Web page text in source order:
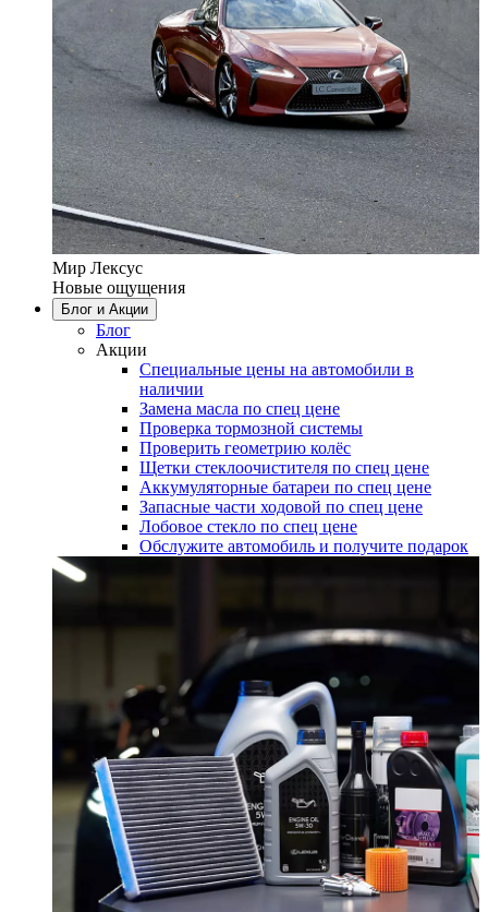
Мир Лексус
Новые ощущения
Блог и Акции
Блог
Акции
Специальные цены на автомобили в
наличии
Замена масла по спец цене
Проверка тормозной системы
Проверить геометрию колёс
Щетки стеклоочистителя по спец цене
Аккумуляторные батареи по спец цене
Запасные части ходовой по спец цене
Лобовое стекло по спец цене
Обслужите автомобиль и получите подарок